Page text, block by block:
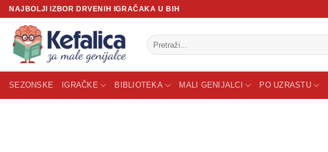
Skip
content
NAJBOLJI IZBOR DRVENIH IGRAČAKA U BIH
Pretraži:
SEZONSKE IGRAČKE BIBLIOTEKA MALI GENIJALCI PO UZRASTU